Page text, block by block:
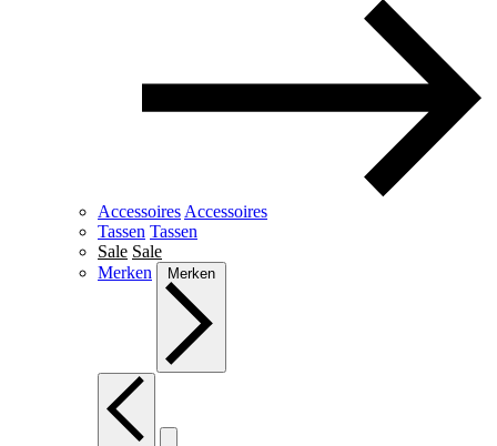
Accessoires Accessoires
Tassen Tassen
Sale Sale
Merken
Merken